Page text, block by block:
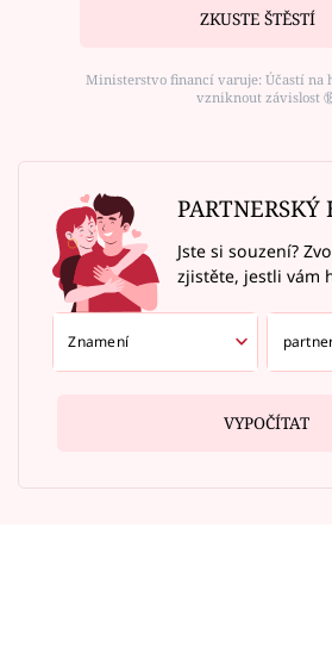
ZKUSTE ŠTĚSTÍ
Ministerstvo financí varuje: Účastí na
vzniknout závislost
PARTNERSKÝ
Jste si souzení?
zjistěte, jestli vám
VYPOČÍTAT